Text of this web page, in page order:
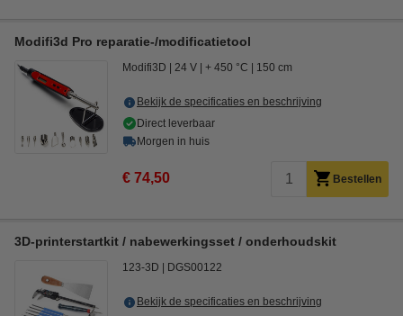
Modifi3d Pro reparatie-/modificatietool
Modifi3D 24 V + 450 °C 150 cm
Bekijk de specificaties en beschrijving
Direct leverbaar
Morgen in huis
€ 74,50 Bestellen
3D-printerstartkit / nabewerkingsset / onderhoudskit
123-3D DGS00122
Bekijk de specificaties en beschrijving